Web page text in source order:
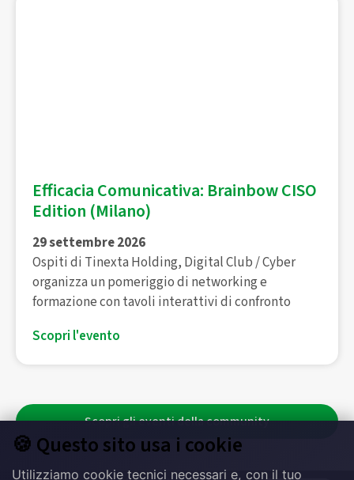
Efficacia Comunicativa: Brainbow CISO
Edition (Milano)
29 settembre 2026
Ospiti di Tinexta Holding, Digital Club / Cyber
organizza un pomeriggio di networking e
formazione con tavoli interattivi di confronto
Scopri l'evento
Scopri gli eventi della community
🍪 Questo sito usa i cookie
Utilizziamo cookie tecnici necessari e, con il tuo